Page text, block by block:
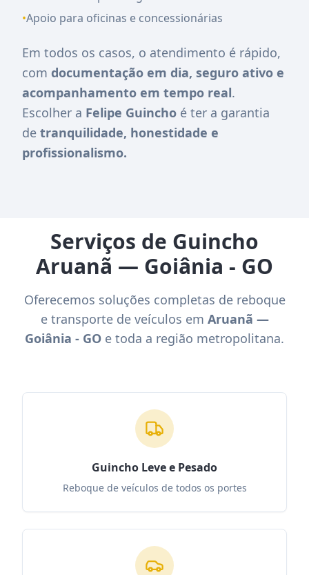
•Apoio para oficinas e concessionárias
Em todos os casos, o atendimento é rápido,
com documentação em dia, seguro ativo e
acompanhamento em tempo real.
Escolher a Felipe Guincho é ter a garantia
de tranquilidade, honestidade e
profissionalismo.
Serviços de Guincho
Aruanã — Goiânia - GO
Oferecemos soluções completas de reboque
e transporte de veículos em Aruanã —
Goiânia - GO e toda a região metropolitana.
Guincho Leve e Pesado
Reboque de veículos de todos os portes